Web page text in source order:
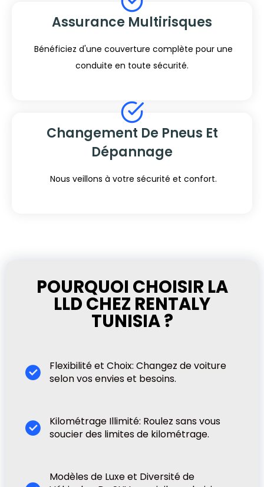
Assurance Multirisques
Bénéficiez d'une couverture complète pour une
conduite en toute sécurité.
Changement De Pneus Et
Dépannage
Nous veillons à votre sécurité et confort.
POURQUOI CHOISIR LA
LLD CHEZ RENTALY
TUNISIA ?
Flexibilité et Choix: Changez de voiture
selon vos envies et besoins.
Kilométrage Illimité: Roulez sans vous
soucier des limites de kilométrage.
Modèles de Luxe et Diversité de